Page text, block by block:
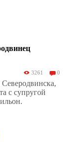
3261 0
с супругой